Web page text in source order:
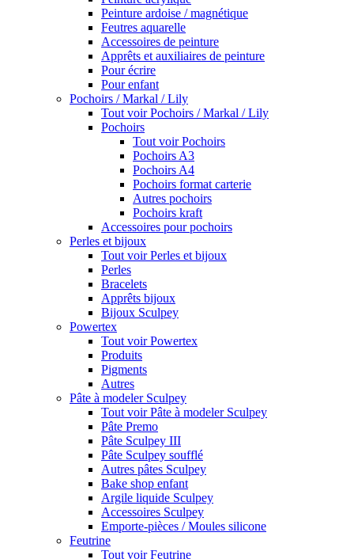
Peinture ardoise / magnétique
Feutres aquarelle
Accessoires de peinture
Apprêts et auxiliaires de peinture
Pour écrire
Pour enfant
Pochoirs / Markal / Lily
Tout voir Pochoirs / Markal / Lily
Pochoirs
Tout voir Pochoirs
Pochoirs A3
Pochoirs A4
Pochoirs format carterie
Autres pochoirs
Pochoirs kraft
Accessoires pour pochoirs
Perles et bijoux
Tout voir Perles et bijoux
Perles
Bracelets
Apprêts bijoux
Bijoux Sculpey
Powertex
Tout voir Powertex
Produits
Pigments
Autres
Pâte à modeler Sculpey
Tout voir Pâte à modeler Sculpey
Pâte Premo
Pâte Sculpey III
Pâte Sculpey soufflé
Autres pâtes Sculpey
Bake shop enfant
Argile liquide Sculpey
Accessoires Sculpey
Emporte-pièces / Moules silicone
Feutrine
Tout voir Feutrine